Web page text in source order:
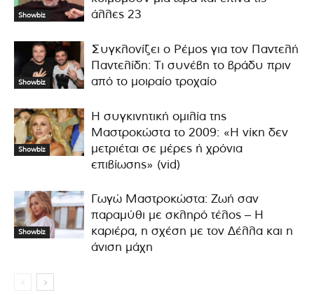
Showbiz
άλλες 23
Showbiz
Συγκλονίζει ο Ρέμος για τον Παντελή
Παντελίδη: Τι συνέβη το βράδυ πριν
από το μοιραίο τροχαίο
Showbiz
Η συγκινητική ομιλία της
Μαστροκώστα το 2009: «Η νίκη δεν
μετριέται σε μέρες ή χρόνια
επιβίωσης» (vid)
Showbiz
Γωγώ Μαστροκώστα: Ζωή σαν
παραμύθι με σκληρό τέλος – Η
καριέρα, η σχέση με τον Δέλλα και η
άνιση μάχη